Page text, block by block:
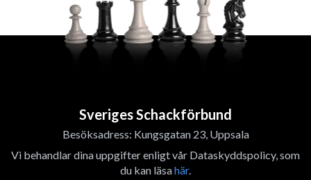
Sveriges Schackförbund
Besöksadress: Kungsgatan 23, Uppsala
Vi behandlar dina uppgifter enligt vår Dataskyddspolicy, som
du kan läsahär.